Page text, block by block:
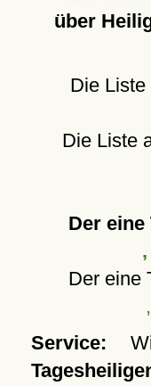
über
Die
Die Liste
Der
Der eine
Service: